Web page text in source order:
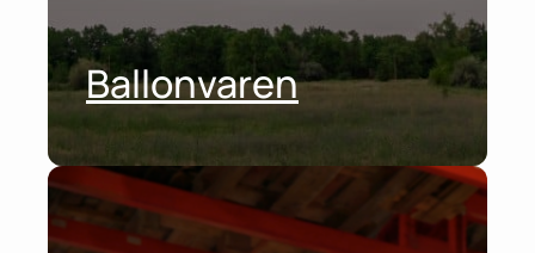
Ballonvaren